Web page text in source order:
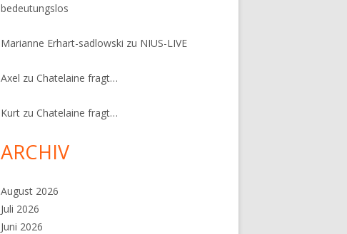
bedeutungslos
Marianne Erhart-sadlowski zu NIUS-LIVE
Axel zuChatelaine fragt…
Kurt zuChatelaine fragt…
ARCHIV
August 2026
Juli 2026
Juni 2026